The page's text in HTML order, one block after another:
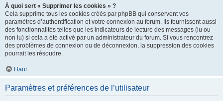
À quoi sert « Supprimer les cookies » ?
Cela supprime tous les cookies créés par phpBB qui conservent vos
paramètres d’authentification et votre connexion au forum. Ils fournissent aussi
des fonctionnalités telles que les indicateurs de lecture des messages (lu ou
non lu) si cela a été activé par un administrateur du forum. Si vous rencontrez
des problèmes de connexion ou de déconnexion, la suppression des cookies
pourrait les résoudre.
Haut
Paramètres et préférences de l’utilisateur